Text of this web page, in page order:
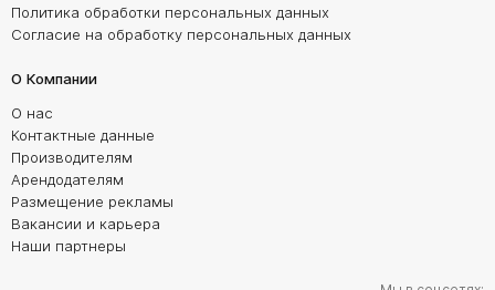
Политика обработки персональных данных
Согласие на обработку персональных данных
О Компании
О нас
Контактные данные
Производителям
Арендодателям
Размещение рекламы
Вакансии и карьера
Наши партнеры